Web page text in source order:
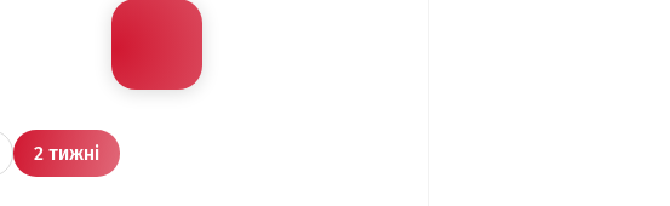
2 тижні